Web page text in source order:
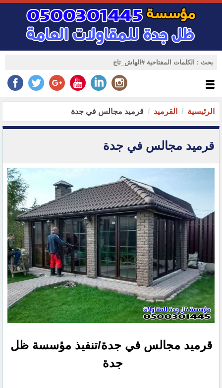
الرئيسية القرميد قرميد مجالس في جدة
قرميد مجالس في جدة
قرميد مجالس في جدة/تنفيذ مؤسسة ظل
جدة